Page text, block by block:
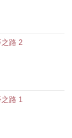
之路 2
路 1